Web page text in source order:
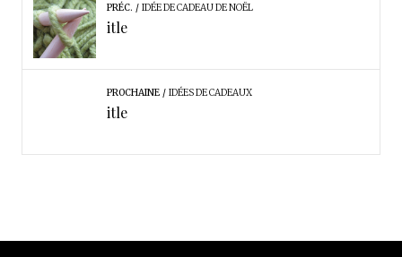
PRÉC. IDÉE DE CADEAU DE NOËL
itle
PROCHAINE IDÉES DE CADEAUX
itle